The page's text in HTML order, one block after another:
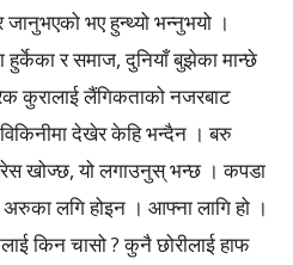
भए हुन्थ्यो भन्नुभयो ।
र समाज, दुनियाँ बुझेका मान्छे
कुरालाई लैंगिकताको नजरबाट
देखेर केहि भन्दैन । बरु
खोज्छ, यो लगाउनुस् भन्छ । कपडा
लगि होइन । आफ्ना लागि हो ।
किन चासो ? कुनै छोरीलाई हाफ